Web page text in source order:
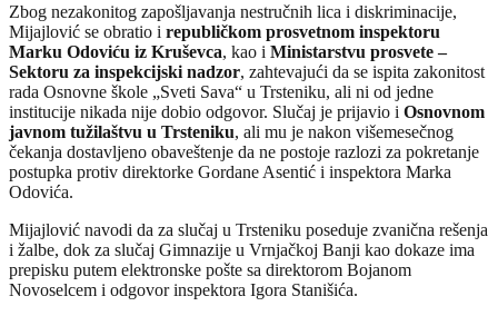
Zbog nezakonitog zapošljavanja nestručnih lica i diskriminacije,
Mijajlović se obratio i republičkom prosvetnom inspektoru
Marku Odoviću iz Kruševca, kao i Ministarstvu prosvete –
Sektoru za inspekcijski nadzor, zahtevajući da se ispita zakonitost
rada Osnovne škole „Sveti Sava“ u Trsteniku, ali ni od jedne
institucije nikada nije dobio odgovor. Slučaj je prijavio i Osnovnom
javnom tužilaštvu u Trsteniku, ali mu je nakon višemesečnog
čekanja dostavljeno obaveštenje da ne postoje razlozi za pokretanje
postupka protiv direktorke Gordane Asentić i inspektora Marka
Odovića.
Mijajlović navodi da za slučaj u Trsteniku poseduje zvanična rešenja
i žalbe, dok za slučaj Gimnazije u Vrnjačkoj Banji kao dokaze ima
prepisku putem elektronske pošte sa direktorom Bojanom
Novoselcem i odgovor inspektora Igora Stanišića.